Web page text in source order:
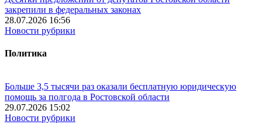
закрепили в федеральных законах
28.07.2026 16:56
Новости рубрики
Политика
Больше 3,5 тысячи раз оказали бесплатную юридическую
помощь за полгода в Ростовской области
29.07.2026 15:02
Новости рубрики